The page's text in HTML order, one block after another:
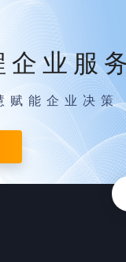
企业服
赋能企业决策